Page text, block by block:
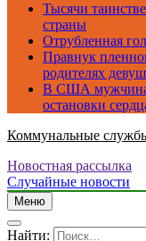
Тысячи
страны
Отрубленная
Правнук
родителях
В США мужчина
остановки
Коммунальные
Новостная рассылка
Случайные новости
Меню
Найти: